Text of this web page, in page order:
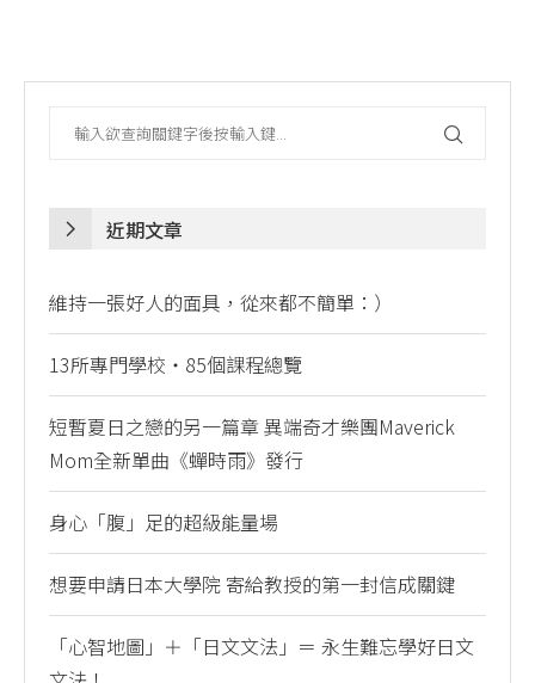
近期文章
維持一張好人的面具，從來都不簡單：）
13所專門學校・85個課程總覽
短暫夏日之戀的另一篇章 異端奇才樂團Maverick
Mom全新單曲《蟬時雨》發行
身心「腹」足的超級能量場
想要申請日本大學院 寄給教授的第一封信成關鍵
「心智地圖」＋「日文文法」＝ 永生難忘學好日文